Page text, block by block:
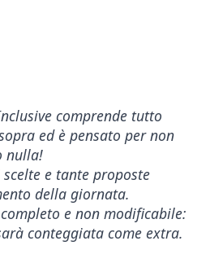
comprende tutto
ed è pensato per non
nulla!
e tante proposte
della giornata.
e non modificabile:
conteggiata come extra.